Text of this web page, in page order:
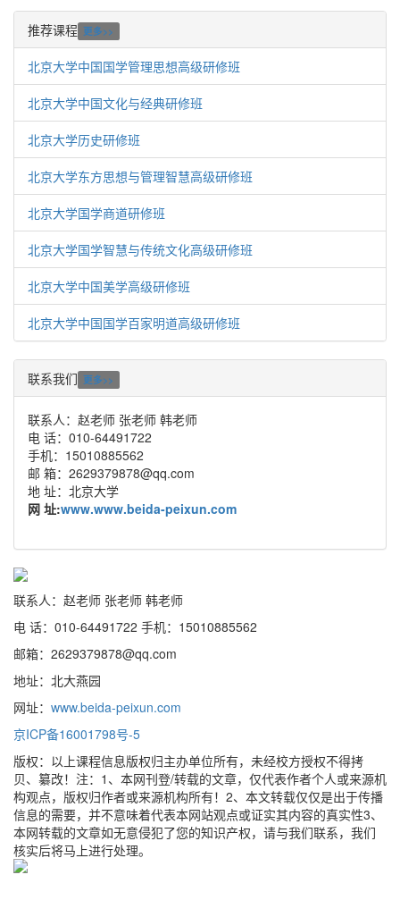
推荐课程 更多>>
北京大学中国国学管理思想高级研修班
北京大学中国文化与经典研修班
北京大学历史研修班
北京大学东方思想与管理智慧高级研修班
北京大学国学商道研修班
北京大学国学智慧与传统文化高级研修班
北京大学中国美学高级研修班
北京大学中国国学百家明道高级研修班
联系我们 更多>>
联系人：赵老师 张老师 韩老师
电 话：010-64491722
手机：15010885562
邮 箱：2629379878@qq.com
地 址：北京大学
网 址:www.www.beida-peixun.com
联系人：赵老师 张老师 韩老师
电 话：010-64491722 手机：15010885562
邮箱：2629379878@qq.com
地址：北大燕园
网址： www.beida-peixun.com
京ICP备16001798号-5
版权：以上课程信息版权归主办单位所有，未经校方授权不得拷
贝、纂改！注：1、本网刊登/转载的文章，仅代表作者个人或来源机
构观点，版权归作者或来源机构所有！2、本文转载仅仅是出于传播
信息的需要，并不意味着代表本网站观点或证实其内容的真实性3、
本网转载的文章如无意侵犯了您的知识产权，请与我们联系，我们
核实后将马上进行处理。